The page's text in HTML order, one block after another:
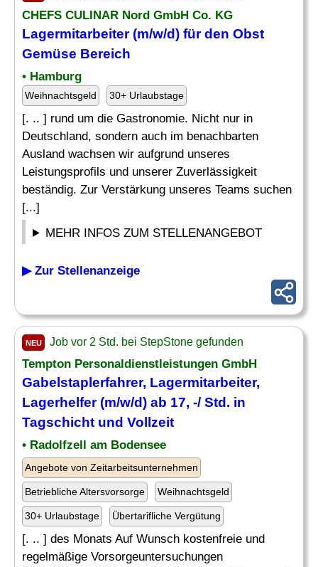
CHEFS CULINAR Nord GmbH Co. KG
Lagermitarbeiter(m/w/d) für den Obst
Gemüse Bereich
• Hamburg
Weihnachtsgeld 30+ Urlaubstage
[. .. ] rund um die Gastronomie. Nicht nur in
Deutschland, sondern auch im benachbarten
Ausland wachsen wir aufgrund unseres
Leistungsprofils und unserer Zuverlässigkeit
beständig. Zur Verstärkung unseres Teams suchen
[...]
MEHR INFOS ZUM STELLENANGEBOT
▶ Zur Stellenanzeige
NEU Job vor 2 Std. bei StepStone gefunden
Tempton Personaldienstleistungen GmbH
Gabelstaplerfahrer, Lagermitarbeiter,
Lagerhelfer (m/w/d) ab 17, -/ Std. in
Tagschicht und Vollzeit
• Radolfzell am Bodensee
Angebote von Zeitarbeitsunternehmen
Betriebliche Altersvorsorge Weihnachtsgeld
30+ Urlaubstage Übertarifliche Vergütung
[. .. ] des Monats Auf Wunsch kostenfreie und
regelmäßige Vorsorgeuntersuchungen